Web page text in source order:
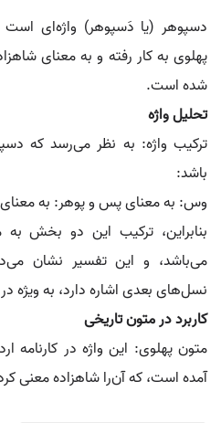
دسپوهر (یا دَسپوهر) واژه‌ای
پهلوی به کار رفته و به معنای
شده است.
تحلیل واژه
ترکیب واژه: به نظر می‌رسد که
باشد:
وس: به معنای پس و پوهر: به
بنابراین، ترکیب این دو بخش
می‌باشد، و این تفسیر نشان
نسل‌های بعدی اشاره دارد، به ویژه
کاربرد در متون تاریخی
متون پهلوی: این واژه در کارنامه
آمده است، که آن‌را شاهزاده معنی